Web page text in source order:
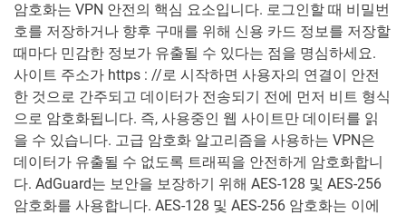
암호화는 VPN 안전의 핵심 요소입니다. 로그인할 때 비밀번
호를 저장하거나 향후 구매를 위해 신용 카드 정보를 저장할
때마다 민감한 정보가 유출될 수 있다는 점을 명심하세요.
사이트 주소가 https : //로 시작하면 사용자의 연결이 안전
한 것으로 간주되고 데이터가 전송되기 전에 먼저 비트 형식
으로 암호화됩니다. 즉, 사용중인 웹 사이트만 데이터를 읽
을 수 있습니다. 고급 암호화 알고리즘을 사용하는 VPN은
데이터가 유출될 수 없도록 트래픽을 안전하게 암호화합니
다. AdGuard는 보안을 보장하기 위해 AES-128 및 AES-256
암호화를 사용합니다. AES-128 및 AES-256 암호화는 이에